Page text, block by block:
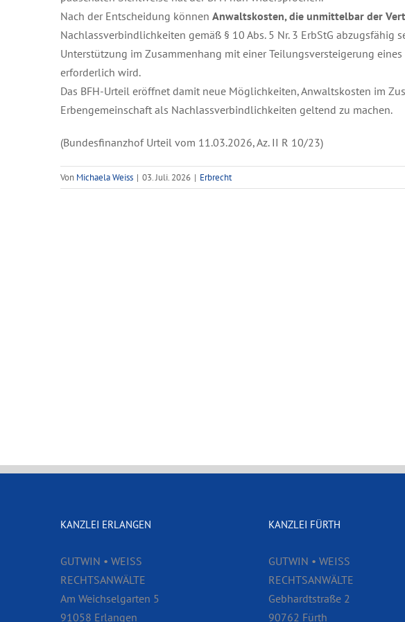
Nach der Entscheidung können Anwaltskosten, die unmittelbar der
Nachlassverbindlichkeiten gemäß § 10 Abs. 5 Nr. 3 ErbStG
Unterstützung im Zusammenhang mit einer Teilungsversteigerung
erforderlich wird.
Das BFH-Urteil eröffnet damit neue Möglichkeiten, Anwaltskosten im
Erbengemeinschaft als Nachlassverbindlichkeiten geltend zu machen.
(Bundesfinanzhof Urteil vom 11.03.2026, Az. II R 10/23)
Von Michaela Weiss | 03. Juli. 2026 | Erbrecht
KANZLEI ERLANGEN
GUTWIN • WEISS
RECHTSANWÄLTE
Am Weichselgarten 5
91058 Erlangen
KANZLEI FÜRTH
GUTWIN • WEISS
RECHTSANWÄLTE
Gebhardtstraße 2
90762 Fürth